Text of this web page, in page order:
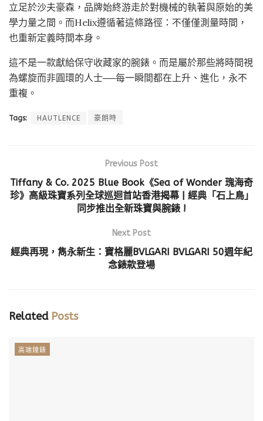
立足於沙夫豪森，品牌始終游走於對機械的執著與原始的美
學力量之間。而Helix遵循著這條路徑：不僅僅測量時間，
也重新定義時間本身。
這不是一款獻給保守收藏家的腕錶。而是屬於那些將時間視
為螺旋而非圓環的人士──每一瞬間都在上升、進化，永不
重複。
Tags: HAUTLENCE 豪朗時
Previous Post
Tiffany & Co. 2025 Blue Book《Sea of Wonder 瑰海奇
珍》高級珠寶系列全球巡迴首站香港揭幕 | 經典「石上鳥」
同步推出全新珠寶與腕錶 !
Next Post
經典再現，雋永新生：寶格麗BVLGARI BVLGARI 50週年紀
念錶款登場
RelatedPosts
高端鐘錶